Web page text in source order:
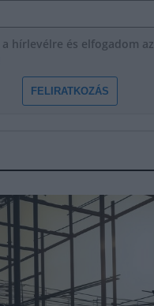
hírlevélre és elfogadom az
FELIRATKOZÁS